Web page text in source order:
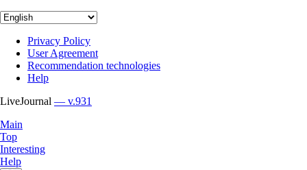
Privacy Policy
User Agreement
Recommendation technologies
Help
LiveJournal — v.931
Main
Top
Interesting
Help